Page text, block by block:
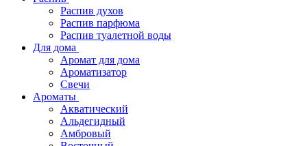
Распив духов
Распив парфюма
Распив туалетной воды
Для дома
Аромат для дома
Ароматизатор
Свечи
Ароматы
Акватический
Альдегидный
Амбровый